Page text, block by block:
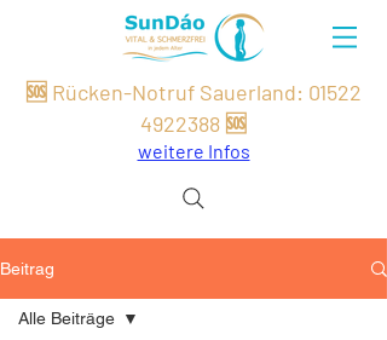
🆘 Rücken-Notruf Sauerland: 01522
4922388 🆘
weitere Infos
Beitrag
Alle Beiträge